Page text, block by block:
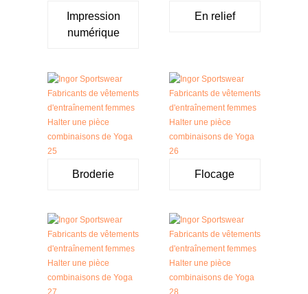
Impression
numérique
En relief
Broderie Flocage